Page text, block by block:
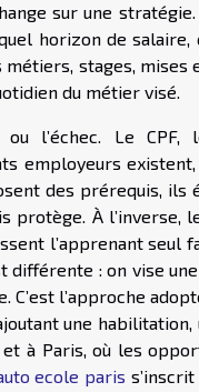
sur une
horizon de salaire,
stages, mises
du métier visé.
l’échec. Le CPF,
employeurs
des prérequis, ils
À l’inverse,
l’apprenant seul
différente : on vise
C’est l’approche
une
à Paris, où les
ecole paris